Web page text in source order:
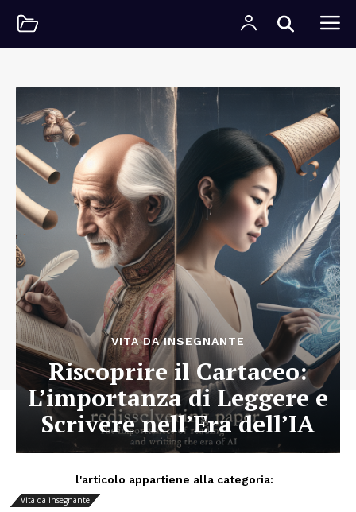
VITA DA INSEGNANTE
Riscoprire il Cartaceo:
L’importanza di Leggere e
Scrivere nell’Era dell’IA
l'articolo appartiene alla categoria:
Vita da insegnante